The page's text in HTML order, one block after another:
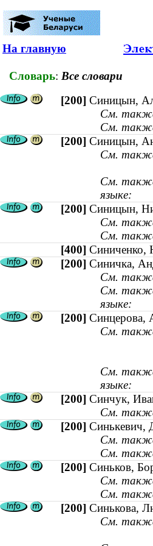
На главную
Словарь: Все словари
[200] Синицын,
См.
См.
[200] Синицын,
См.
См.
языке:
[200] Синицын,
См.
См.
[400] Синиченко,
[200] Синичка,
См.
См.
языке:
[200] Синцерова,
См.
См.
языке:
[200] Синчук,
См.
[200] Синькевич,
См.
См.
[200] Синьков,
См.
См.
[200] Синькова,
См.